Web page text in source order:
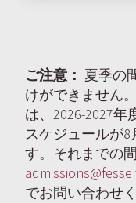
ご注意： 夏季の
けができません
は、2026-2027
スケジュールが
す。それまでの
でお問い合わせく